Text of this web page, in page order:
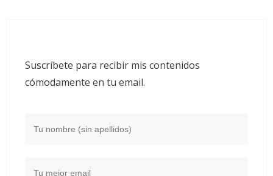
Suscríbete para recibir mis contenidos
cómodamente en tu email.